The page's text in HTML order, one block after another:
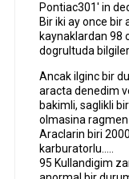
Pontiac301′ in
Bir iki ay once
kaynaklardan 98
dogrultuda
Ancak ilginc bir
aracta denedim
bakimli, saglikli
olmasina
Araclarin biri
karburatorlu…..
95 Kullandigim